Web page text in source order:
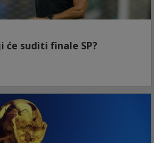
će suditi finale SP?